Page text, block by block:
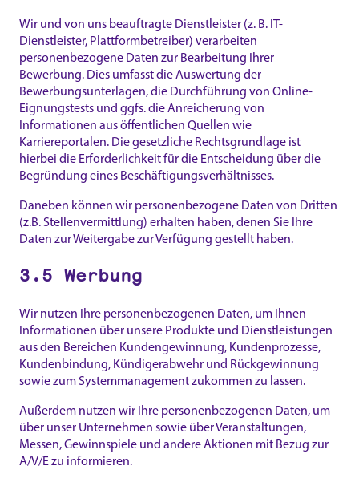
Wir und von uns beauftragte Dienstleister (z. B. IT-
Dienstleister, Plattformbetreiber) verarbeiten
personenbezogene Daten zur Bearbeitung Ihrer
Bewerbung. Dies umfasst die Auswertung der
Bewerbungsunterlagen, die Durchführung von Online-
Eignungstests und ggfs. die Anreicherung von
Informationen aus öffentlichen Quellen wie
Karriereportalen. Die gesetzliche Rechtsgrundlage ist
hierbei die Erforderlichkeit für die Entscheidung über die
Begründung eines Beschäftigungsverhältnisses.
Daneben können wir personenbezogene Daten von Dritten
(z.B. Stellenvermittlung) erhalten haben, denen Sie Ihre
Daten zur Weitergabe zur Verfügung gestellt haben.
3.5 Werbung
Wir nutzen Ihre personenbezogenen Daten, um Ihnen
Informationen über unsere Produkte und Dienstleistungen
aus den Bereichen Kundengewinnung, Kundenprozesse,
Kundenbindung, Kündigerabwehr und Rückgewinnung
sowie zum Systemmanagement zukommen zu lassen.
Außerdem nutzen wir Ihre personenbezogenen Daten, um
über unser Unternehmen sowie über Veranstaltungen,
Messen, Gewinnspiele und andere Aktionen mit Bezug zur
A/V/E zu informieren.